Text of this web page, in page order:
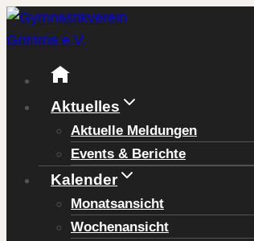
Zum
Inhalt
springen
Aktuelles
Aktuelle Meldungen
Events & Berichte
Kalender
Monatsansicht
Wochenansicht